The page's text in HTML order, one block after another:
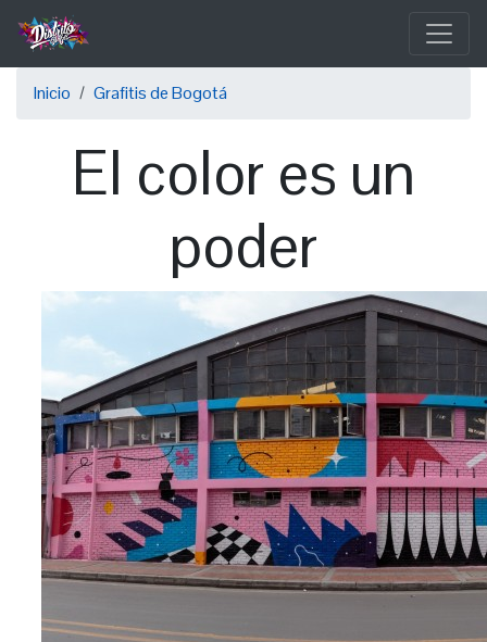
Pasar
contenido
principalSobrescribir
navegación
Inicio Grafitis de Bogotá
El color es un
poder